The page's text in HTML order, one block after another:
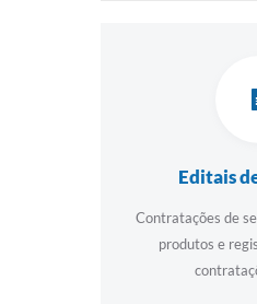
Editais
Contratações de
produtos e